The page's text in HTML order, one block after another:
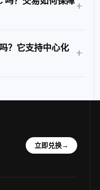
+
？它支持中心化
+
立即兑换→